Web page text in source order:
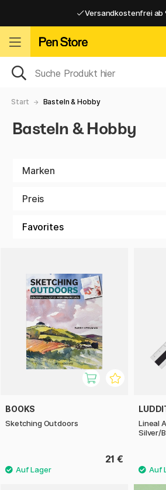
Versandkostenfrei ab
Versandkostenfrei ab
Start Basteln & Hobby
Basteln & Hobby
Marken
Preis
BOOKS
Sketching Outdoors
21 €
Lineal
Silver/